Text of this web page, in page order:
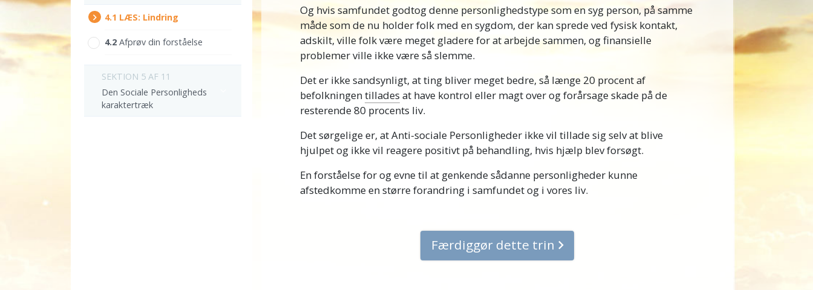
4.‎1 LÆS: Lindring
4.‎2 Afprøv din forståelse
SEKTION 5 AF 11
Den Sociale Personligheds
karaktertræk
Og hvis samfundet godtog denne personlighedstype som en syg person, på samme
måde som de nu holder folk med en sygdom, der kan sprede ved fysisk kontakt,
adskilt, ville folk være meget gladere for at arbejde sammen, og finansielle
problemer ville ikke være så slemme.
Det er ikke sandsynligt, at ting bliver meget bedre, så længe 20 procent af
befolkningentillades at have kontrol eller magt over og forårsage skade på de
resterende 80 procents liv.
Det sørgelige er, atAnti-sociale Personligheder ikke vil tillade sig selv at blive
hjulpet og ikke vil reagere positivt på behandling, hvis hjælp blev forsøgt.
En forståelse for og evne til at genkende sådanne personligheder kunne
afstedkomme en større forandring i samfundet og i vores liv.
Færdiggør dette trin